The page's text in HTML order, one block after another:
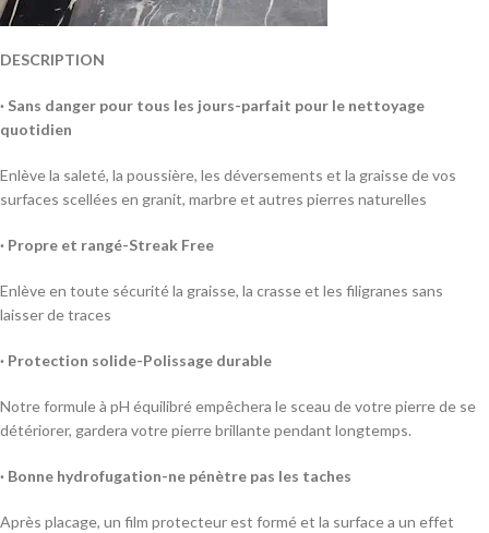
DESCRIPTION
· Sans danger pour tous les jours-parfait pour le nettoyage
quotidien
Enlève la saleté, la poussière, les déversements et la graisse de vos
surfaces scellées en granit, marbre et autres pierres naturelles
· Propre et rangé-Streak Free
Enlève en toute sécurité la graisse, la crasse et les filigranes sans
laisser de traces
· Protection solide-Polissage durable
Notre formule à pH équilibré empêchera le sceau de votre pierre de se
détériorer, gardera votre pierre brillante pendant longtemps.
· Bonne hydrofugation-ne pénètre pas les taches
Après placage, un film protecteur est formé et la surface a un effet